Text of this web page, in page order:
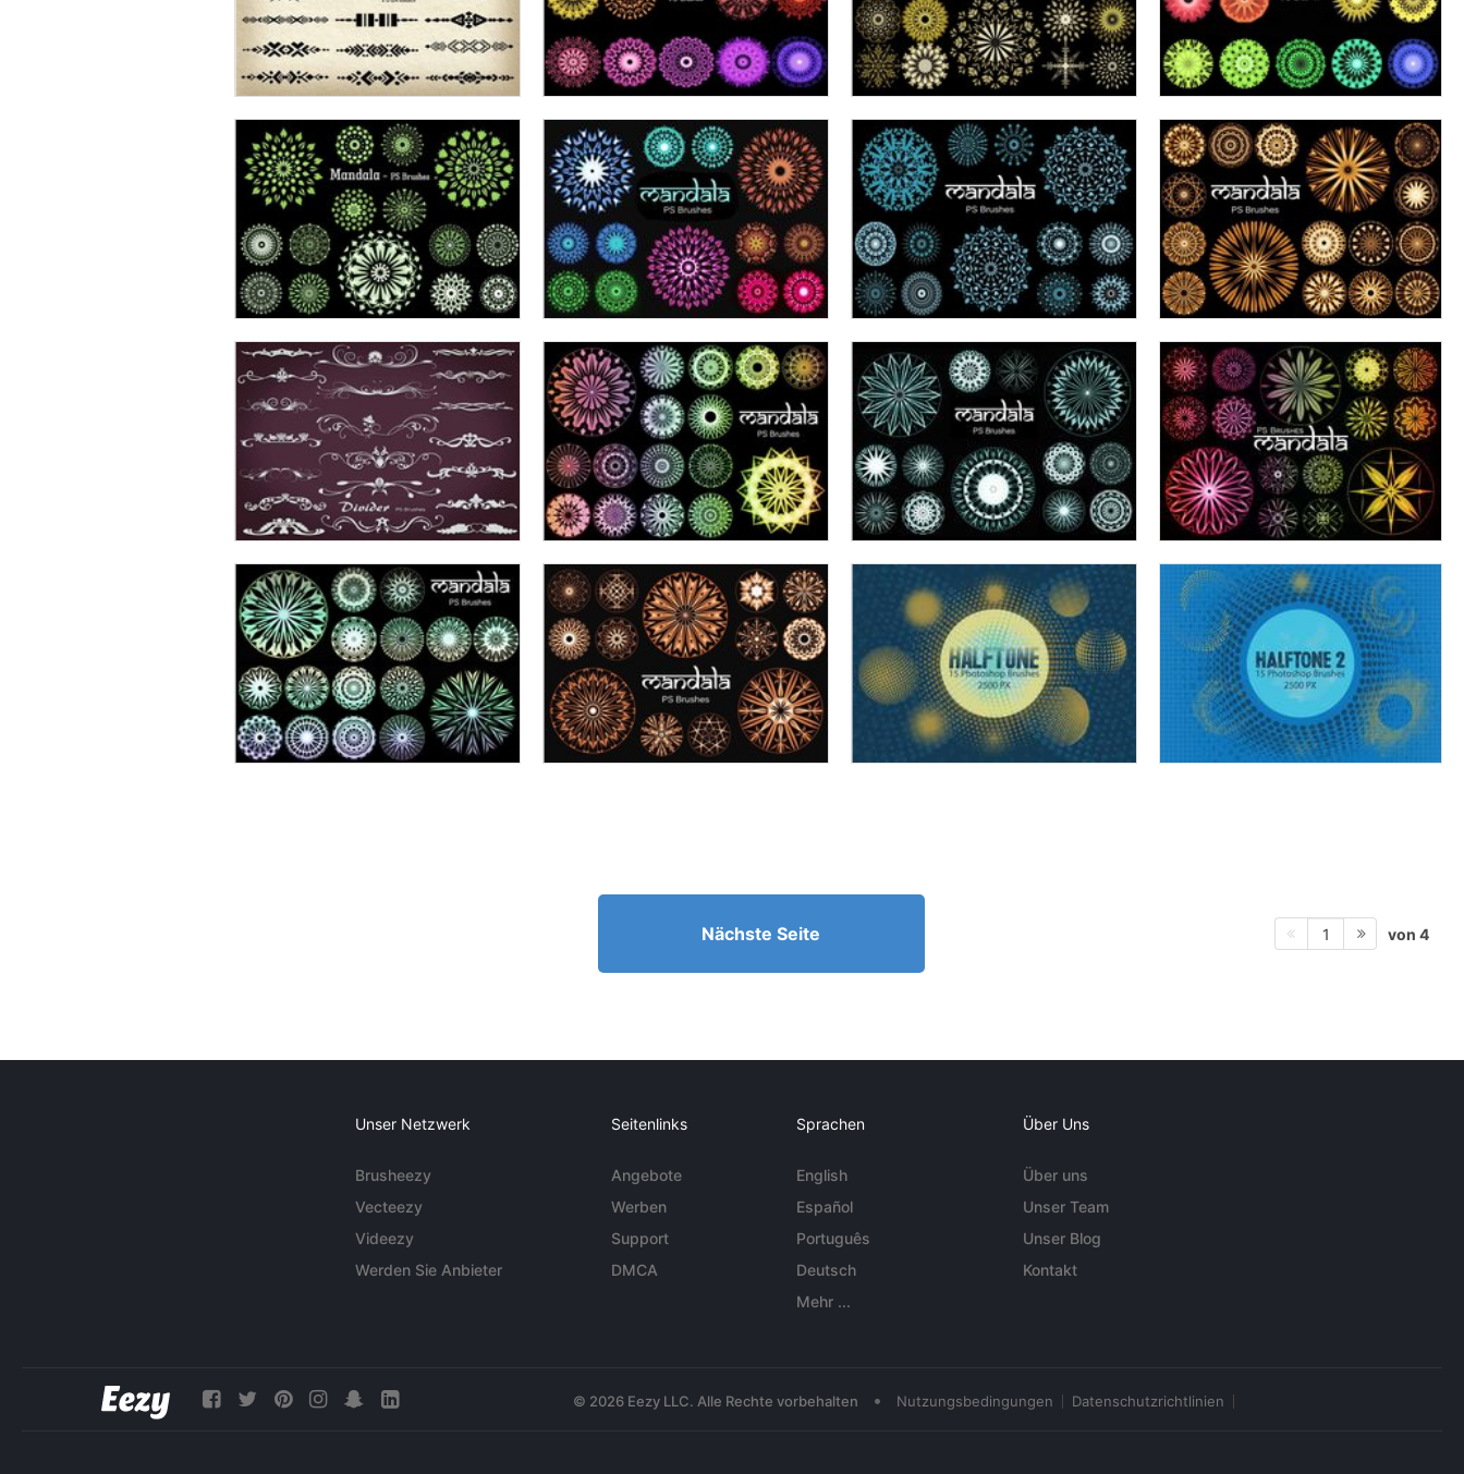
Nächste Seite 1 von 4
Unser Netzwerk
Brusheezy
Vecteezy
Videezy
Werden Sie Anbieter
Seitenlinks
Angebote
Werben
Support
DMCA
Sprachen
English
Español
Português
Deutsch
Mehr ...
Über Uns
Über uns
Unser Team
Unser Blog
Kontakt
© 2026 Eezy LLC. Alle Rechte vorbehalten • Nutzungsbedingungen Datenschutzrichtlinien